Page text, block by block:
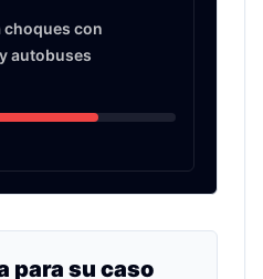
choques con
autobuses
para su caso